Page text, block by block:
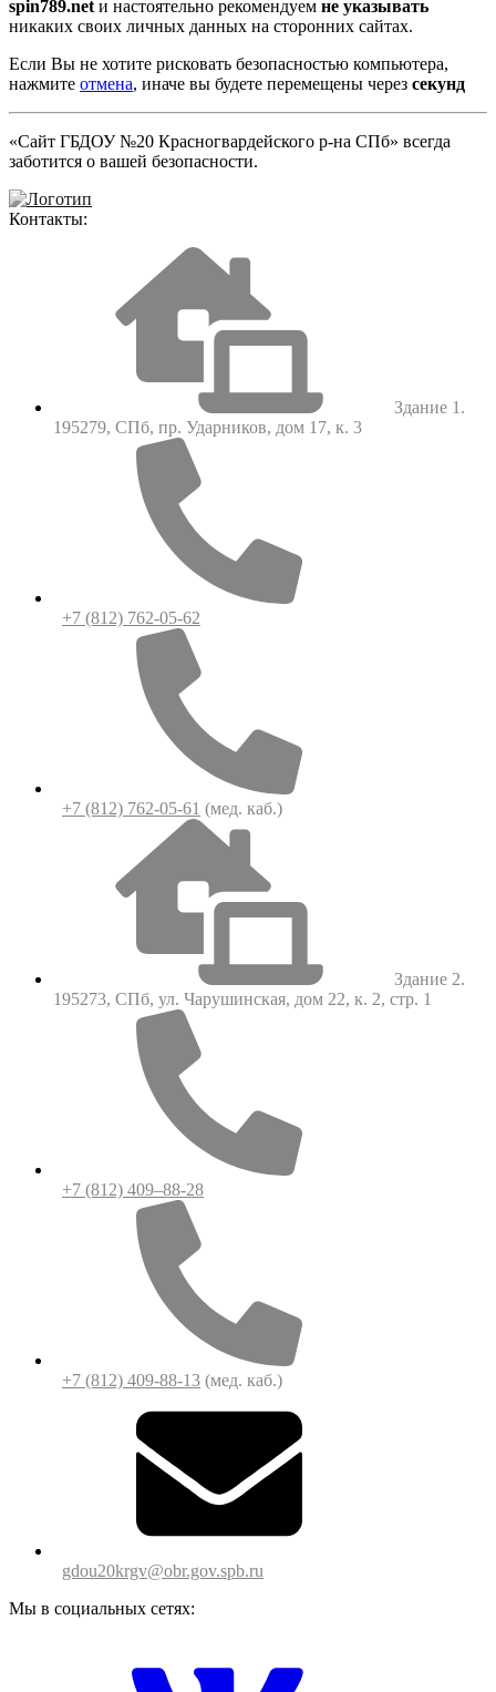
spin789.netи настоятельно рекомендуем не указывать
никаких своих личных данных на сторонних сайтах.
Если Вы не хотите рисковать безопасностью компьютера,
нажмите отмена, иначе вы будете перемещены через секунд
«Сайт ГБДОУ №20 Красногвардейского р-на СПб» всегда
заботится о вашей безопасности.
Контакты:
Здание 1.
195279, СПб, пр. Ударников, дом 17, к. 3
+7 (812) 762-05-62
+7 (812) 762-05-61 (мед. каб.)
Здание 2.
195273, СПб, ул. Чарушинская, дом 22, к. 2, стр. 1
+7 (812) 409–88-28
+7 (812) 409-88-13 (мед. каб.)
gdou20krgv@obr.gov.spb.ru
Мы в социальных сетях: